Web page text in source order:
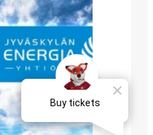
jaetaan
tulla paikalle